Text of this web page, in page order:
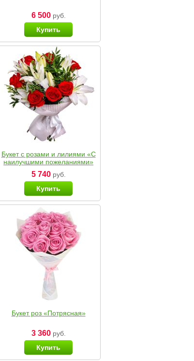
6 500руб.
Купить
Букет с розами и лилиями «С
наилучшими пожеланиями»
5 740руб.
Купить
Букет роз «Потрясная»
3 360руб.
Купить